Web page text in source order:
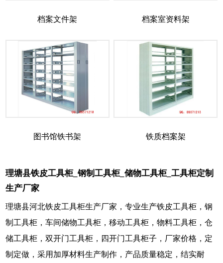
档案文件架 档案室资料架
图书馆铁书架 铁质档案架
理塘县铁皮工具柜_钢制工具柜_储物工具柜_工具柜定制
生产厂家
理塘县河北铁皮工具柜生产厂家，专业生产铁皮工具柜，钢
制工具柜，车间储物工具柜，移动工具柜，物料工具柜，仓
储工具柜，双开门工具柜，四开门工具柜子，厂家价格，定
制定做，采用加厚材料生产制作，产品质量稳定，结实耐